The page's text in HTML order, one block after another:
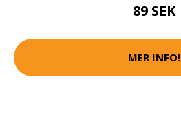
89 SEK
MER INFO!